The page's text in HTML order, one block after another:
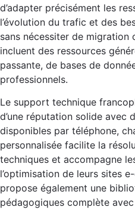
d’adapter précisément les
l’évolution du trafic et des
sans nécessiter de migration
incluent des ressources
passante, de bases de
professionnels.
Le support technique
d’une réputation solide avec
disponibles par téléphone,
personnalisée facilite la
techniques et accompagne
l’optimisation de leurs sites
propose également une
pédagogiques complète